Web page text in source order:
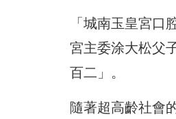
「城南玉皇宮
宮主委涂大松父
百二」。
隨著超高齡社會